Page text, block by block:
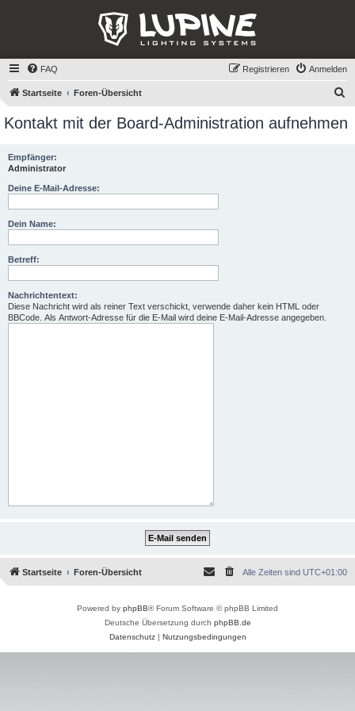
FAQ Anmelden
Registrieren
Startseite Foren-Übersicht
c
Kontakt mit der Board-Administration aufnehmen
Empfänger:
Administrator
Deine E-Mail-Adresse:
Dein Name:
Betreff:
Nachrichtentext:
Diese Nachricht wird als reiner Text verschickt, verwende daher kein HTML oder
BBCode. Als Antwort-Adresse für die E-Mail wird deine E-Mail-Adresse angegeben.
Startseite Foren-Übersicht Alle Zeiten sind UTC+01:00
Powered by phpBB® Forum Software © phpBB Limited
Deutsche Übersetzung durch phpBB.de
Datenschutz| Nutzungsbedingungen